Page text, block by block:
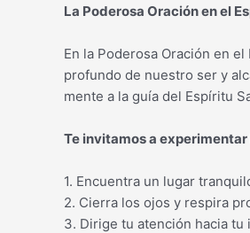
La Poderosa Oración en el
En la Poderosa Oración en
profundo de nuestro ser y
mente a la guía del Espíritu
Te invitamos a
1. Encuentra un lugar
2. Cierra los ojos y respira
3. Dirige tu atención hacia